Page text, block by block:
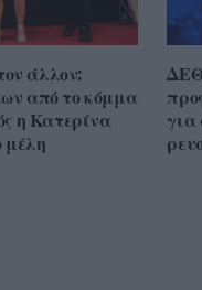
άλλον:
από το κόμμα
η Κατερίνα
μέλη
ΔΕΘ
για